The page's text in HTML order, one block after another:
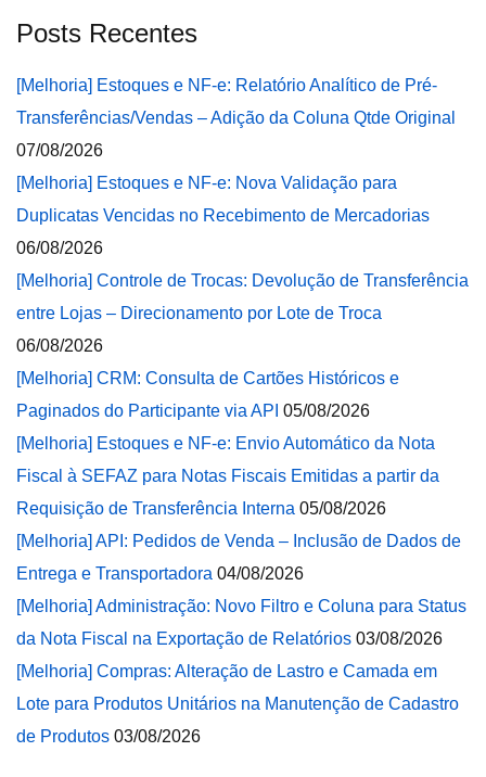
Posts Recentes
[Melhoria] Estoques e NF-e: Relatório Analítico de Pré-
Transferências/Vendas – Adição da Coluna Qtde Original
07/08/2026
[Melhoria] Estoques e NF-e: Nova Validação para
Duplicatas Vencidas no Recebimento de Mercadorias
06/08/2026
[Melhoria] Controle de Trocas: Devolução de Transferência
entre Lojas – Direcionamento por Lote de Troca
06/08/2026
[Melhoria] CRM: Consulta de Cartões Históricos e
Paginados do Participante via API 05/08/2026
[Melhoria] Estoques e NF-e: Envio Automático da Nota
Fiscal à SEFAZ para Notas Fiscais Emitidas a partir da
Requisição de Transferência Interna 05/08/2026
[Melhoria] API: Pedidos de Venda – Inclusão de Dados de
Entrega e Transportadora 04/08/2026
[Melhoria] Administração: Novo Filtro e Coluna para Status
da Nota Fiscal na Exportação de Relatórios 03/08/2026
[Melhoria] Compras: Alteração de Lastro e Camada em
Lote para Produtos Unitários na Manutenção de Cadastro
de Produtos 03/08/2026